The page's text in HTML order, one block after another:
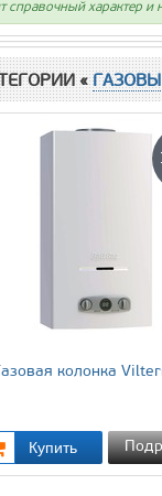
справочный характер
«
колонка